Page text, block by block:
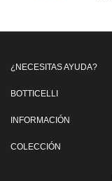
¿NECESITAS AYUDA?
BOTTICELLI
INFORMACIÓN
COLECCIÓN